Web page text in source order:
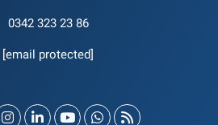
0342 323 23 86
[email protected]